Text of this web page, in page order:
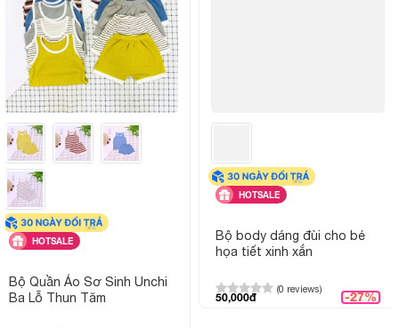
HOTSALE
Bộ Quần Áo Sơ Sinh Unchi
Ba Lỗ Thun Tăm
HOTSALE
Bộ body dáng đùi cho bé
họa tiết xinh xắn
(0 reviews)
50,000đ -27%